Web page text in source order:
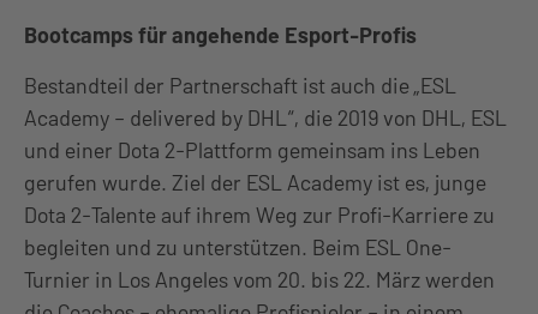
Bootcamps für angehende Esport-Profis
Bestandteil der Partnerschaft ist auch die „ESL
Academy – delivered by DHL“, die 2019 von DHL, ESL
und einer Dota 2-Plattform gemeinsam ins Leben
gerufen wurde. Ziel der ESL Academy ist es, junge
Dota 2-Talente auf ihrem Weg zur Profi-Karriere zu
begleiten und zu unterstützen. Beim ESL One-
Turnier in Los Angeles vom 20. bis 22. März werden